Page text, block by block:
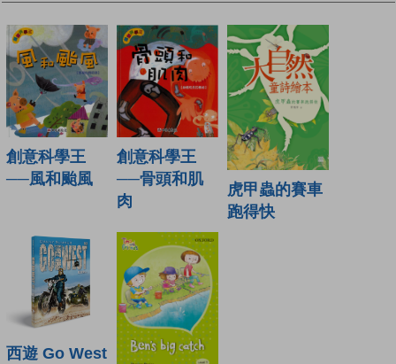
創意科學王
──風和颱風
創意科學王
──骨頭和肌
肉
虎甲蟲的賽車
跑得快
西遊 Go West